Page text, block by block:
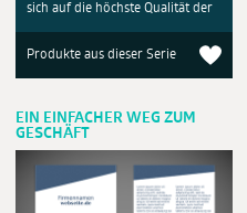
sich auf die höchste Qualität der
Produkte aus dieser Serie
EIN EINFACHER WEG ZUM
GESCHÄFT